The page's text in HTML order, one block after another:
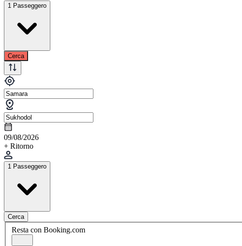
1 Passeggero
Cerca
09/08/2026
+ Ritorno
1 Passeggero
Cerca
Resta con Booking.com